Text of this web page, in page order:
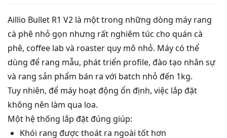
Aillio Bullet R1 V2 là một trong những dòng máy rang
cà phê nhỏ gọn nhưng rất nghiêm túc cho quán cà
phê, coffee lab và roaster quy mô nhỏ. Máy có thể
dùng để rang mẫu, phát triển profile, đào tạo nhân sự
và rang sản phẩm bán ra với batch nhỏ đến 1kg.
Tuy nhiên, để máy hoạt động ổn định, việc lắp đặt
không nên làm qua loa.
Một hệ thống lắp đặt đúng giúp:
Khói rang được thoát ra ngoài tốt hơn